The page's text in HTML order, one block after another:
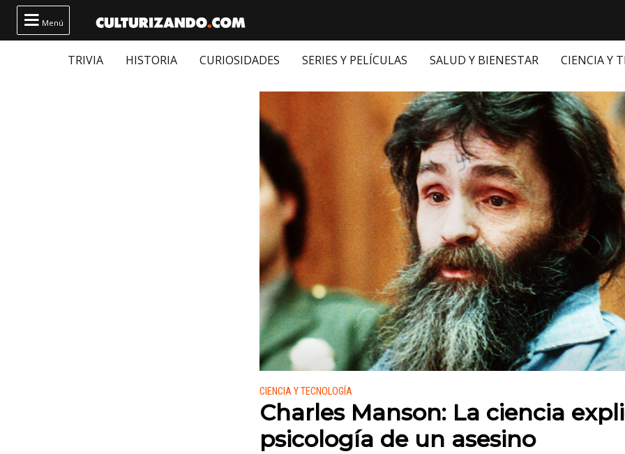
 Menú
TRIVIA HISTORIA CURIOSIDADES SERIES Y PELÍCULAS SALUD Y BIENESTAR CIENCIA Y
Publicado en:
CIENCIA Y TECNOLOGÍA
Charles Manson: La ciencia
psicología de un asesino